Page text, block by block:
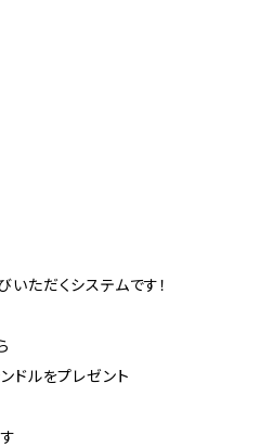
ただくシステムです！
ドルをプレゼント